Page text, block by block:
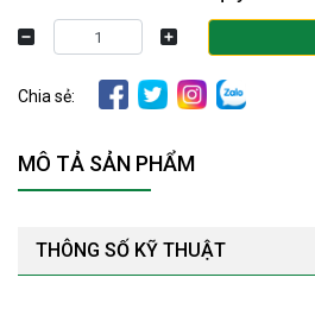
Chia sẻ:
MÔ TẢ SẢN PHẨM
THÔNG SỐ KỸ THUẬT